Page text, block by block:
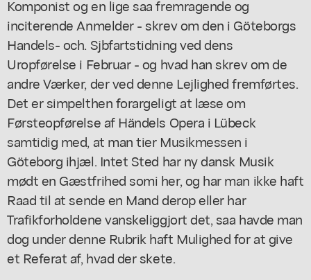
Komponist og en lige saa fremragende og
inciterende Anmelder - skrev om den i Göteborgs
Handels- och. Sjbfartstidning ved dens
Uropførelse i Februar - og hvad han skrev om de
andre Værker, der ved denne Lejlighed fremførtes.
Det er simpelthen forargeligt at læse om
Førsteopførelse af Händels Opera i Lübeck
samtidig med, at man tier Musikmessen i
Göteborg ihjæl. Intet Sted har ny dansk Musik
mødt en Gæstfrihed somi her, og har man ikke haft
Raad til at sende en Mand derop eller har
Trafikforholdene vanskeliggjort det, saa havde man
dog under denne Rubrik haft Mulighed for at give
et Referat af, hvad der skete.